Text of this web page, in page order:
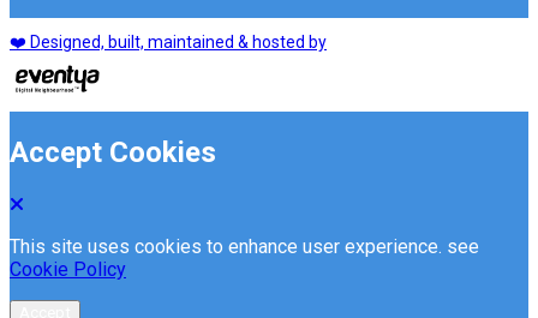
❤️ Designed, built, maintained & hosted by
Accept Cookies
This site uses cookies to enhance user experience. see
Cookie Policy